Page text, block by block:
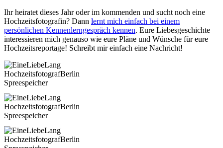
Ihr heiratet dieses Jahr oder im kommenden und sucht noch eine
Hochzeitsfotografin? Dann lernt mich einfach bei einem
persönlichen Kennenlerngespräch kennen. Eure Liebesgeschichte
interessieren mich genauso wie eure Pläne und Wünsche für eure
Hochzeitsreportage! Schreibt mir einfach eine Nachricht!